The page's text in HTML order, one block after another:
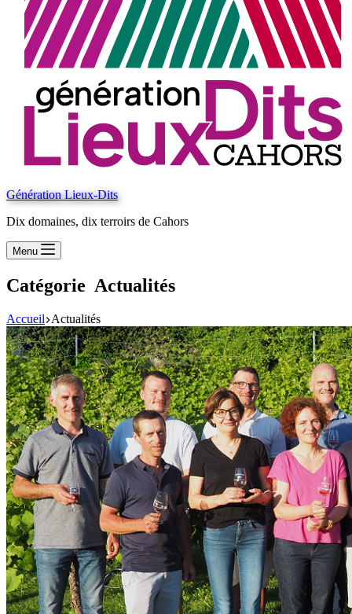
Génération Lieux-Dits
Dix domaines, dix terroirs de Cahors
Menu
Catégorie Actualités
Accueil Actualités